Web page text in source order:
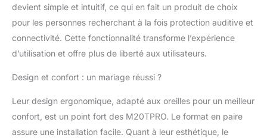
(silencieux, intérieur, extérieur), adapté
pour la chasse, le tir, l'entraînement, la
fabrication, la construction et d'autres
environnements bruyants. Facile à utiliser :
protection électronique des écouteurs
connecter des appareils en état de
la musique, accepter ou rejeter des appels,
partager la communication et la diversité
du divertissement. N'hésitez pas à acheter
devient simple et intuitif, ce qui en fait un produit de choix
pour les personnes recherchant à la fois protection auditive et
connectivité. Cette fonctionnalité transforme l’expérience
d’utilisation et offre plus de liberté aux utilisateurs.
Design et confort : un mariage réussi ?
Leur design ergonomique, adapté aux oreilles pour un meilleur
confort, est un point fort des M20TPRO. Le format en paire
assure une installation facile. Quant à leur esthétique, le